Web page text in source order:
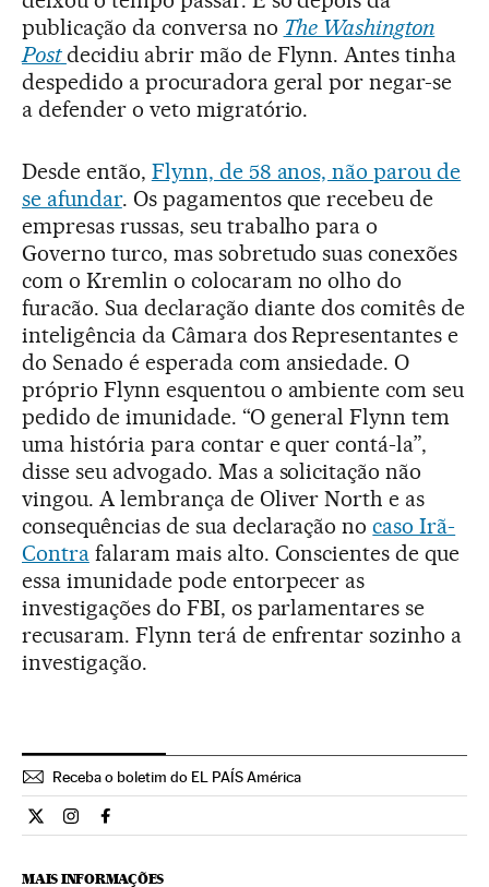
publicação da conversa no The Washington
Post decidiu abrir mão de Flynn. Antes tinha
despedido a procuradora geral por negar-se
a defender o veto migratório.
Desde então, Flynn, de 58 anos, não parou de
se afundar. Os pagamentos que recebeu de
empresas russas, seu trabalho para o
Governo turco, mas sobretudo suas conexões
com o Kremlin o colocaram no olho do
furacão. Sua declaração diante dos comitês de
inteligência da Câmara dos Representantes e
do Senado é esperada com ansiedade. O
próprio Flynn esquentou o ambiente com seu
pedido de imunidade. “O general Flynn tem
uma história para contar e quer contá-la”,
disse seu advogado. Mas a solicitação não
vingou. A lembrança de Oliver North e as
consequências de sua declaração nocaso Irã-
Contrafalaram mais alto. Conscientes de que
essa imunidade pode entorpecer as
investigações do FBI, os parlamentares se
recusaram. Flynn terá de enfrentar sozinho a
investigação.
Receba o boletim do EL PAÍS América
Internacional El País Brasil en Twitter
Internacional El País Brasil en Instagram
Internacional El País Brasil en Facebook
MAIS INFORMAÇÕES